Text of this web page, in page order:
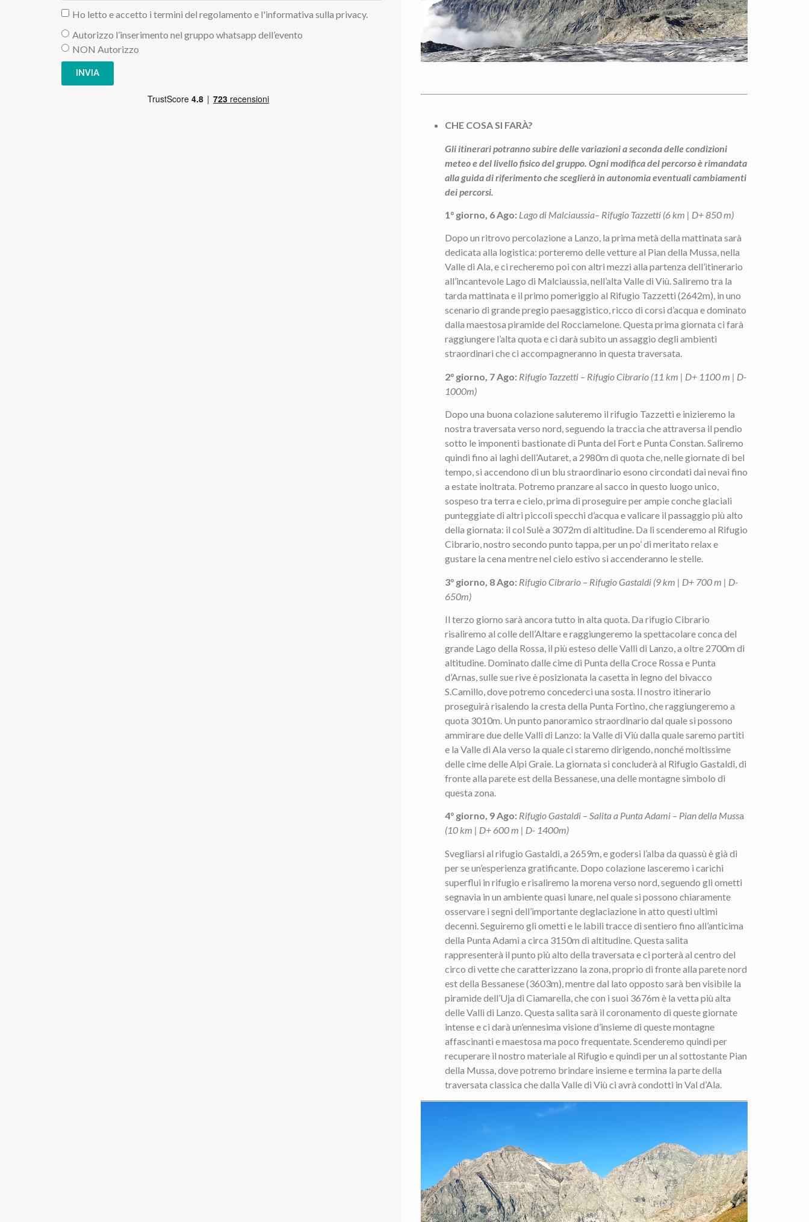
Ho letto e accetto i termini del regolamento e l'informativa sulla privacy.
Autorizzo l’inserimento nel gruppo whatsapp dell’evento
NON Autorizzo
INVIA
CHE COSA SI FARÀ?
Gli itinerari potranno subire delle variazioni a seconda delle condizioni
meteo e del livello fisico del gruppo. Ogni modifica del percorso è rimandata
alla guida di riferimento che sceglierà in autonomia eventuali cambiamenti
dei percorsi.
1° giorno, 6 Ago: Lago di Malciaussia– Rifugio Tazzetti (6 km | D+ 850 m)
Dopo un ritrovo percolazione a Lanzo, la prima metà della mattinata sarà
dedicata alla logistica: porteremo delle vetture al Pian della Mussa, nella
Valle di Ala, e ci recheremo poi con altri mezzi alla partenza dell’itinerario
all’incantevole Lago di Malciaussia, nell’alta Valle di Viù. Saliremo tra la
tarda mattinata e il primo pomeriggio al Rifugio Tazzetti (2642m), in uno
scenario di grande pregio paesaggistico, ricco di corsi d’acqua e dominato
dalla maestosa piramide del Rocciamelone. Questa prima giornata ci farà
raggiungere l’alta quota e ci darà subito un assaggio degli ambienti
straordinari che ci accompagneranno in questa traversata.
2° giorno, 7 Ago: Rifugio Tazzetti – Rifugio Cibrario (11 km | D+ 1100 m | D-
1000m)
Dopo una buona colazione saluteremo il rifugio Tazzetti e inizieremo la
nostra traversata verso nord, seguendo la traccia che attraversa il pendio
sotto le imponenti bastionate di Punta del Fort e Punta Constan. Saliremo
quindi fino ai laghi dell’Autaret, a 2980m di quota che, nelle giornate di bel
tempo, si accendono di un blu straordinario esono circondati dai nevai fino
a estate inoltrata. Potremo pranzare al sacco in questo luogo unico,
sospeso tra terra e cielo, prima di proseguire per ampie conche glaciali
punteggiate di altri piccoli specchi d’acqua e valicare il passaggio più alto
della giornata: il col Sulè a 3072m di altitudine. Da li scenderemo al Rifugio
Cibrario, nostro secondo punto tappa, per un po’ di meritato relax e
gustare la cena mentre nel cielo estivo si accenderanno le stelle.
3° giorno, 8 Ago: Rifugio Cibrario – Rifugio Gastaldi (9 km | D+ 700 m | D-
650m)
Il terzo giorno sarà ancora tutto in alta quota. Da rifugio Cibrario
risaliremo al colle dell’Altare e raggiungeremo la spettacolare conca del
grande Lago della Rossa, il più esteso delle Valli di Lanzo, a oltre 2700m di
altitudine. Dominato dalle cime di Punta della Croce Rossa e Punta
d’Arnas, sulle sue rive è posizionata la casetta in legno del bivacco
S.Camillo, dove potremo concederci una sosta. Il nostro itinerario
proseguirà risalendo la cresta della Punta Fortino, che raggiungeremo a
quota 3010m. Un punto panoramico straordinario dal quale si possono
ammirare due delle Valli di Lanzo: la Valle di Viù dalla quale saremo partiti
e la Valle di Ala verso la quale ci staremo dirigendo, nonché moltissime
delle cime delle Alpi Graie. La giornata si concluderà al Rifugio Gastaldi, di
fronte alla parete est della Bessanese, una delle montagne simbolo di
questa zona.
4° giorno, 9 Ago: Rifugio Gastaldi – Salita a Punta Adami – Pian della Mussa
(10 km | D+ 600 m | D- 1400m)
Svegliarsi al rifugio Gastaldi, a 2659m, e godersi l’alba da quassù è già di
per se un’esperienza gratificante. Dopo colazione lasceremo i carichi
superflui in rifugio e risaliremo la morena verso nord, seguendo gli ometti
segnavia in un ambiente quasi lunare, nel quale si possono chiaramente
osservare i segni dell’importante deglaciazione in atto questi ultimi
decenni. Seguiremo gli ometti e le labili tracce di sentiero fino all’anticima
della Punta Adami a circa 3150m di altitudine. Questa salita
rappresenterà il punto più alto della traversata e ci porterà al centro del
circo di vette che caratterizzano la zona, proprio di fronte alla parete nord
est della Bessanese (3603m), mentre dal lato opposto sarà ben visibile la
piramide dell’Uja di Ciamarella, che con i suoi 3676m è la vetta più alta
delle Valli di Lanzo. Questa salita sarà il coronamento di queste giornate
intense e ci darà un’ennesima visione d’insieme di queste montagne
affascinanti e maestosa ma poco frequentate. Scenderemo quindi per
recuperare il nostro materiale al Rifugio e quindi per un al sottostante Pian
della Mussa, dove potremo brindare insieme e termina la parte della
traversata classica che dalla Valle di Viù ci avrà condotti in Val d’Ala.